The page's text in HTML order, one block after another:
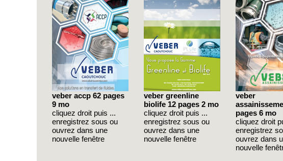
veber accp 62 pages
9 mo
cliquez droit puis ...
enregistrez sous ou
ouvrez dans une
nouvelle fenêtre
veber greenline
biolife 12 pages 2 mo
cliquez droit puis ...
enregistrez sous ou
ouvrez dans une
nouvelle fenêtre
veber
pages 6 mo
cliquez droit
enregistrez
ouvrez dans
nouvelle